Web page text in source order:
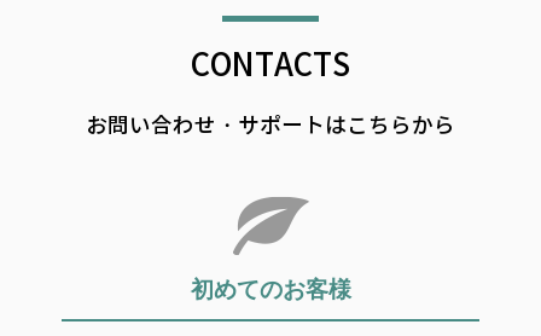
CONTACTS
お問い合わせ・サポートはこちらから
初めてのお客様